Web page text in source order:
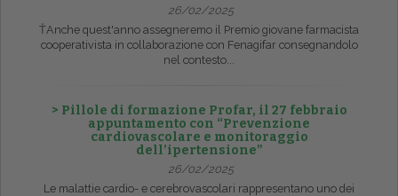
26/02/2025
ŤAnche quest'anno assegneremo il Premio giovane farmacista
cooperativista in collaborazione con Fenagifar consegnandolo
nel contesto...
> Pillole di formazione Profar, il 27 febbraio
appuntamento con “Prevenzione
cardiovascolare e monitoraggio
dell’ipertensione”
26/02/2025
Le malattie cardio- e cerebrovascolari rappresentano uno dei